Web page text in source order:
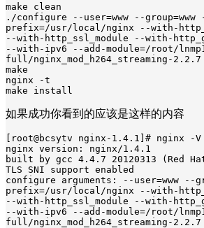
make clean
./configure --user=www --group=www
prefix=/usr/local/nginx --with-
--with-http_ssl_module --with-
--with-ipv6 --add-module=/root/
full/nginx_mod_h264_streaming-2.2.7
make
nginx -t
make install
如果成功你看到的应该是这样的内容
[root@bcsytv nginx-1.4.1]# nginx -V
nginx version: nginx/1.4.1
built by gcc 4.4.7 20120313 (Red
TLS SNI support enabled
configure arguments: --user=www --
prefix=/usr/local/nginx --with-
--with-http_ssl_module --with-
--with-ipv6 --add-module=/root/
full/nginx_mod_h264_streaming-2.2.7